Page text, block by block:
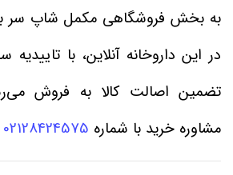
به بخش فروشگاهی مکمل شاپ سر
در این داروخانه آنلاین، با
تضمین اصالت کالا به فروش
مشاوره خرید با شماره 02128424575